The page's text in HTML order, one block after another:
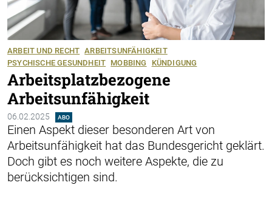
ARBEIT UND RECHT ARBEITSUNFÄHIGKEIT
PSYCHISCHE GESUNDHEIT MOBBING KÜNDIGUNG
Arbeitsplatzbezogene
Arbeitsunfähigkeit
06.02.2025 ABO
Einen Aspekt dieser besonderen Art von
Arbeitsunfähigkeit hat das Bundes­gericht geklärt.
Doch gibt es noch weitere Aspekte, die zu
berücksichtigen sind.